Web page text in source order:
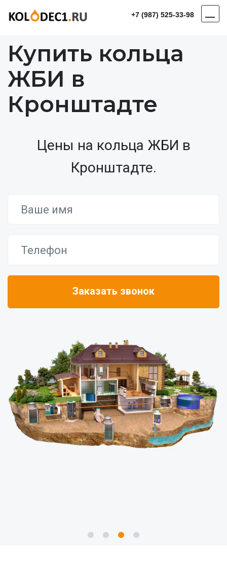
+7 (987) 525-33-98
Купить кольца
ЖБИ в
Кронштадте
Цены на кольца ЖБИ в
Кронштадте.